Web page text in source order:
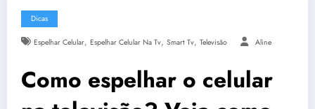
Dicas
Espelhar Celular, Espelhar Celular Na Tv, Smart Tv, Televisão Aline
Como espelhar o celular